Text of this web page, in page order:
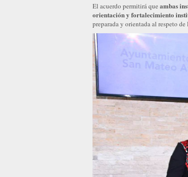
El acuerdo permitirá que ambas
orientación y fortalecimiento
preparada y orientada al respeto